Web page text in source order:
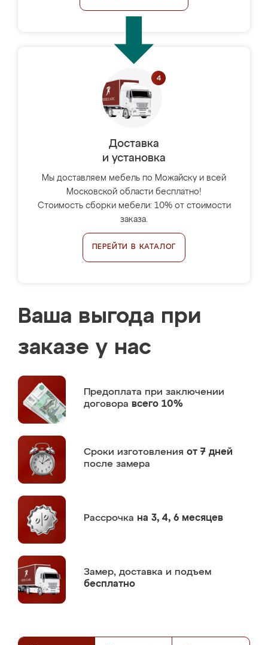
Доставка
и установка
Мы доставляем мебель по Можайску и всей
Московской области бесплатно!
Стоимость сборки мебели: 10% от стоимости
заказа.
ПЕРЕЙТИ В КАТАЛОГ
Ваша выгода при
заказе у нас
Предоплата при заключении
договора всего 10%
Сроки изготовления от 7 дней
после замера
Рассрочка на 3, 4, 6 месяцев
Замер, доставка и подъем
бесплатно